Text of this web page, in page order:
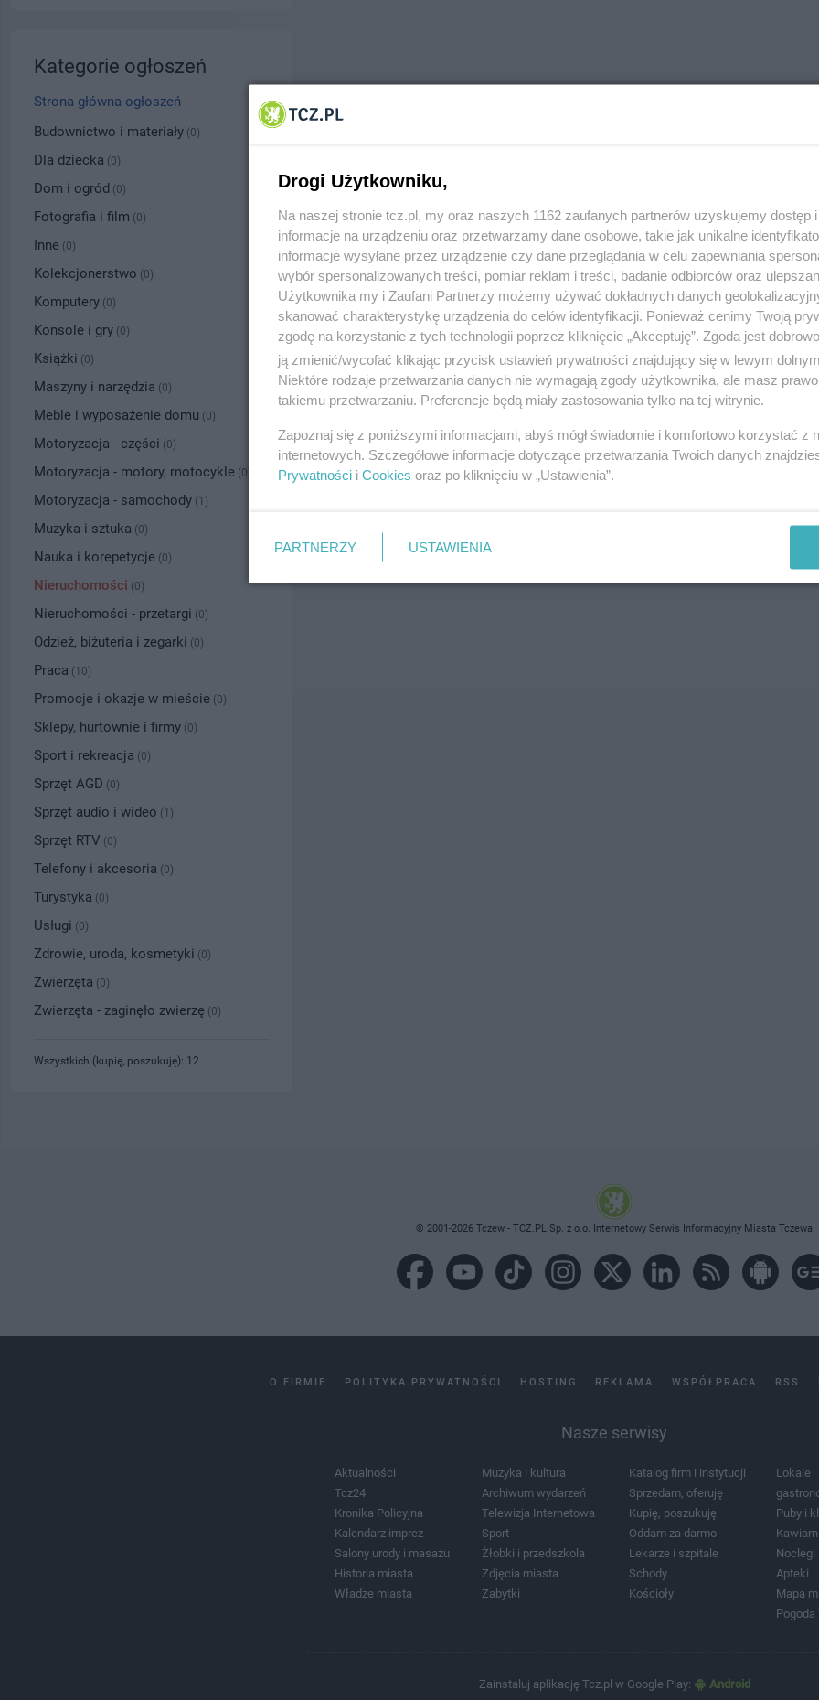
Kategorie ogłoszeń
Strona główna ogłoszeń
Budownictwo i materiały (0)
Dla dziecka (0)
Dom i ogród (0)
Fotografia i film (0)
Inne (0)
Kolekcjonerstwo (0)
Komputery (0)
Konsole i gry (0)
Książki (0)
Maszyny i narzędzia (0)
Meble i wyposażenie domu (0)
Motoryzacja - części (0)
Motoryzacja - motory, motocykle (0)
Motoryzacja - samochody (1)
Muzyka i sztuka (0)
Nauka i korepetycje (0)
Nieruchomości (0)
Nieruchomości - przetargi (0)
Odzież, biżuteria i zegarki (0)
Praca (10)
Promocje i okazje w mieście (0)
Sklepy, hurtownie i firmy (0)
Sport i rekreacja (0)
Sprzęt AGD (0)
Sprzęt audio i wideo (1)
Sprzęt RTV (0)
Telefony i akcesoria (0)
Turystyka (0)
Usługi (0)
Zdrowie, uroda, kosmetyki (0)
Zwierzęta (0)
Zwierzęta - zaginęło zwierzę (0)
Wszystkich (kupię, poszukuję): 12
© 2001-2026 Tczew - TCZ.PL Sp. z o.o. Internetowy Serwis Informacyjny Miasta Tczewa
O FIRMIE POLITYKA PRYWATNOŚCI HOSTING REKLAMA WSPÓŁPRACA RSS
Nasze serwisy
Aktualności
Tcz24
Kronika Policyjna
Kalendarz imprez
Salony urody i masażu
Historia miasta
Władze miasta
Muzyka i kultura
Archiwum wydarzeń
Telewizja Internetowa
Sport
Żłobki i przedszkola
Zdjęcia miasta
Zabytki
Katalog firm i instytucji
Sprzedam, oferuję
Kupię, poszukuję
Oddam za darmo
Lekarze i szpitale
Schody
Kościoły
Lokale
Puby i
Noclegi
Apteki
Mapa
Pogoda
Zainstaluj aplikację Tcz.pl w Google Play: Android
Drogi Użytkowniku,
Na naszej stronie tcz.pl, my oraz naszych 1162 zaufanych partnerów uzyskujemy dostęp
informacje na urządzeniu oraz przetwarzamy dane osobowe, takie jak unikalne
informacje wysyłane przez urządzenie czy dane przeglądania w celu zapewniania
wybór spersonalizowanych treści, pomiar reklam i treści, badanie odbiorców oraz
Użytkownika my i Zaufani Partnerzy możemy używać dokładnych danych
skanować charakterystykę urządzenia do celów identyfikacji. Ponieważ cenimy Twoją
zgodę na korzystanie z tych technologii poprzez kliknięcie „Akceptuję”. Zgoda jest
ją zmienić/wycofać klikając przycisk ustawień prywatności znajdujący się w lewym
Niektóre rodzaje przetwarzania danych nie wymagają zgody użytkownika, ale masz
takiemu przetwarzaniu. Preferencje będą miały zastosowania tylko na tej witrynie.
Zapoznaj się z poniższymi informacjami, abyś mógł świadomie i komfortowo korzystać z
internetowych. Szczegółowe informacje dotyczące przetwarzania Twoich danych
Prywatności i Cookies oraz po kliknięciu w „Ustawienia”.
PARTNERZY USTAWIENIA